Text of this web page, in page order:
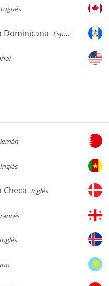
Dominicana Español
Inglés
Checa Inglés
Inglés